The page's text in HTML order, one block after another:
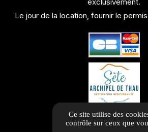
Le jour de la location, fournir le
Ce site utilise des
contrôle sur ceux que